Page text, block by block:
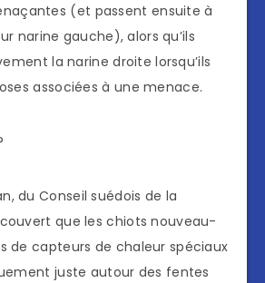
(et passent ensuite à
narine gauche), alors qu’ils
la narine droite lorsqu’ils
associées à une menace.
du Conseil suédois de la
que les chiots nouveau-
de capteurs de chaleur spéciaux
juste autour des fentes